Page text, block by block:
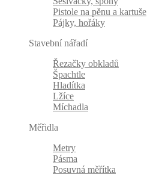
Pistole na pěnu a kartuše
Pájky, hořáky
Stavební nářadí
Řezačky obkladů
Špachtle
Hladítka
Lžíce
Míchadla
Měřidla
Metry
Pásma
Posuvná měřítka